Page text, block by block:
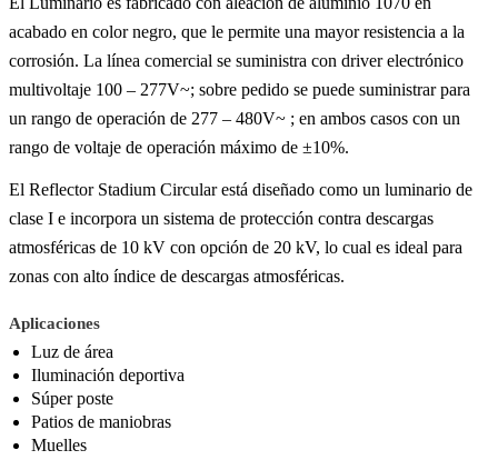
acabado en color negro, que le permite una mayor resistencia a la
corrosión. La línea comercial se suministra con driver electrónico
multivoltaje 100 – 277V~; sobre pedido se puede suministrar para
un rango de operación de 277 – 480V~ ; en ambos casos con un
rango de voltaje de operación máximo de ±10%.
El Reflector Stadium Circular está diseñado como un luminario de
clase I e incorpora un sistema de protección contra descargas
atmosféricas de 10 kV con opción de 20 kV, lo cual es ideal para
zonas con alto índice de descargas atmosféricas.
Aplicaciones
Luz de área
Iluminación deportiva
Súper poste
Patios de maniobras
Muelles